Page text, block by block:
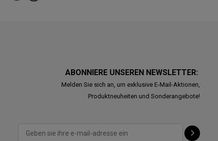
ABONNIERE UNSEREN NEWSLETTER:
Melden Sie sich an, um exklusive E-Mail-Aktionen,
Produktneuheiten und Sonderangebote!